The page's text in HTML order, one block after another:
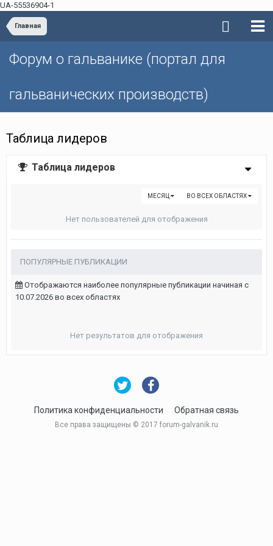
UA-55536904-1
Главная
Форум о гальванике (портал для
гальванических производств)
Таблица лидеров
Таблица лидеров
ВО ВСЕХ ОБЛАСТЯХ
МЕСЯЦ
Нет пользователей для отображения
ПОПУЛЯРНЫЕ ПУБЛИКАЦИИ
Отображаются наиболее популярные публикации начиная с
10.07.2026 во всех областях
Нет результатов для отображения
Политика конфиденциальности Обратная связь
Все права защищены © 2017 forum-galvanik.ru